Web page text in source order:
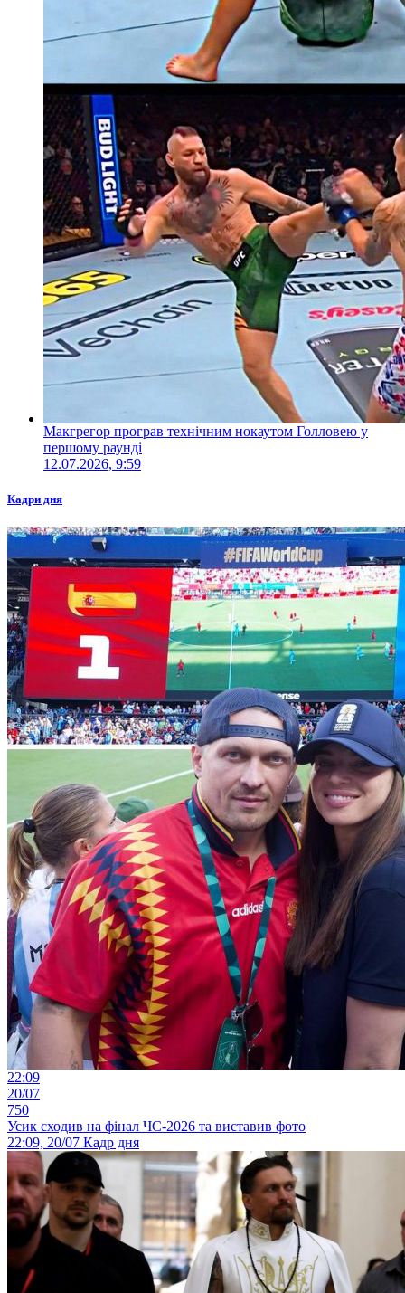
Макгрегор програв технічним нокаутом Голловею у
першому раунді
12.07.2026, 9:59
Кадри дня
22:09
20/07
750
Усик сходив на фінал ЧС-2026 та виставив фото
22:09, 20/07 Кадр дня